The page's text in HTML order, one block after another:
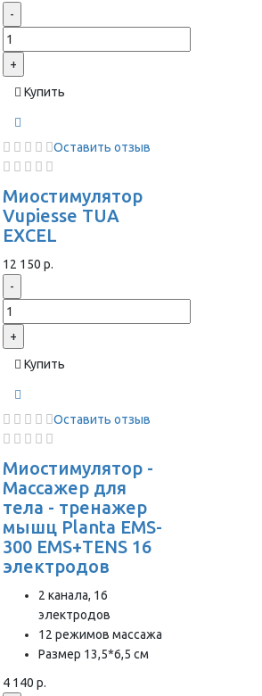
-
+
Купить
Оставить отзыв
Миостимулятор
Vupiesse TUA
EXCEL
12 150 р.
-
+
Купить
Оставить отзыв
Миостимулятор -
Массажер для
тела - тренажер
мышц Planta EMS-
300 EMS+TENS 16
электродов
2 канала, 16
электродов
12 режимов массажа
Размер 13,5*6,5 см
4 140 р.